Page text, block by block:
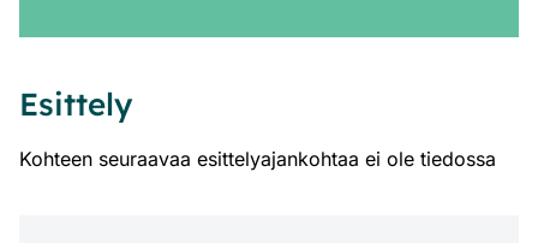
Esittely
Kohteen seuraavaa esittelyajankohtaa ei ole tiedossa